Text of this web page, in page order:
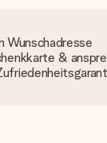
Wunschadresse
&